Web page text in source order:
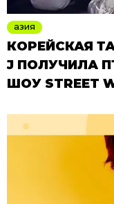
азия
КОРЕЙСКАЯ
J ПОЛУЧИЛА
ШОУ STREET